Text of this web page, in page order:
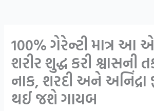
100% ગેરેન્ટી માત્ર આ
શરીર શુદ્ધ કરી શ્વાસની
નાક, શરદી અને
થઈ જશે ગાયબ